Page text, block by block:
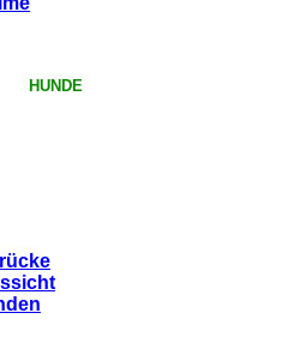
HUNDE